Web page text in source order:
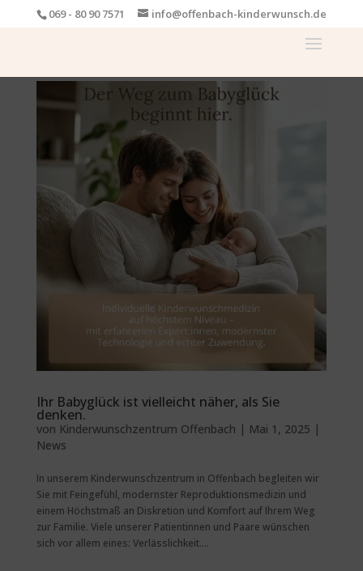
069 - 80 90 7571 info@offenbach-kinderwunsch.de
Ihr Babyglück ist vielleicht näher, als Sie
denken.
von Kinderwunschzentrum Offenbach | Mai 1, 2025 |
News
In unserem Kinderwunschzentrum in Offenbach begleiten wir
Sie mit Feingefühl, modernster Reproduktionsmedizin und
einem Höchstmaß an Diskretion und Komfort auf Ihrem Weg
zur Familie. Viele unserer Patientinnen und Paare wünschen
sich vor allem eines: Verlässlichkeit....